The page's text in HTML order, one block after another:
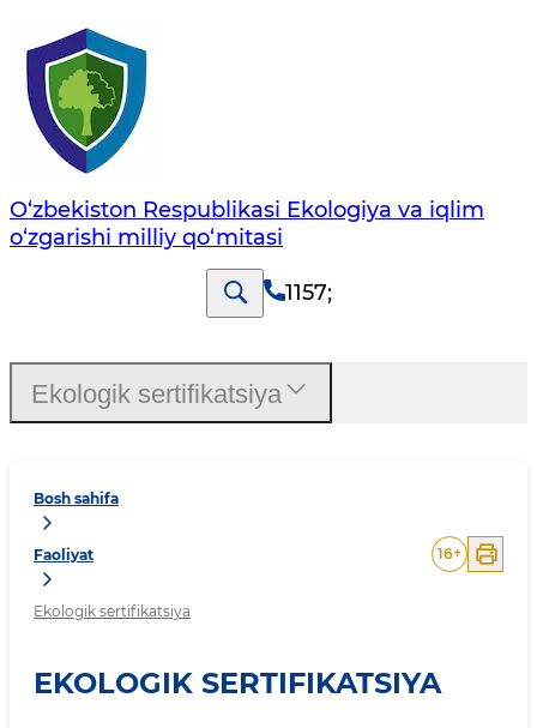
O‘zbekiston Respublikasi Ekologiya va iqlim
o‘zgarishi milliy qo‘mitasi
1157;
Bosh sahifa
Faoliyat
Ekologik sertifikatsiya
16+
EKOLOGIK SERTIFIKATSIYA
Ekologik sertifikatsiya